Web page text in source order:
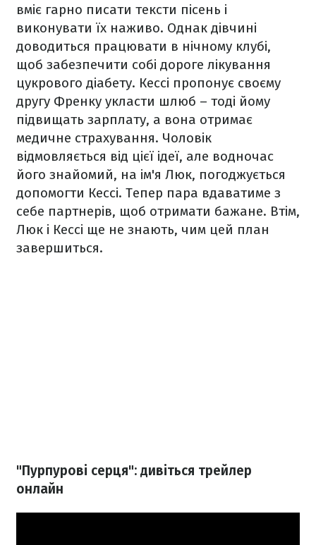
вміє гарно писати тексти пісень і
виконувати їх наживо. Однак дівчині
доводиться працювати в нічному клубі,
щоб забезпечити собі дороге лікування
цукрового діабету. Кессі пропонує своєму
другу Френку укласти шлюб – тоді йому
підвищать зарплату, а вона отримає
медичне страхування. Чоловік
відмовляється від цієї ідеї, але водночас
його знайомий, на ім'я Люк, погоджується
допомогти Кессі. Тепер пара вдаватиме з
себе партнерів, щоб отримати бажане. Втім,
Люк і Кессі ще не знають, чим цей план
завершиться.
"Пурпурові серця": дивіться трейлер
онлайн